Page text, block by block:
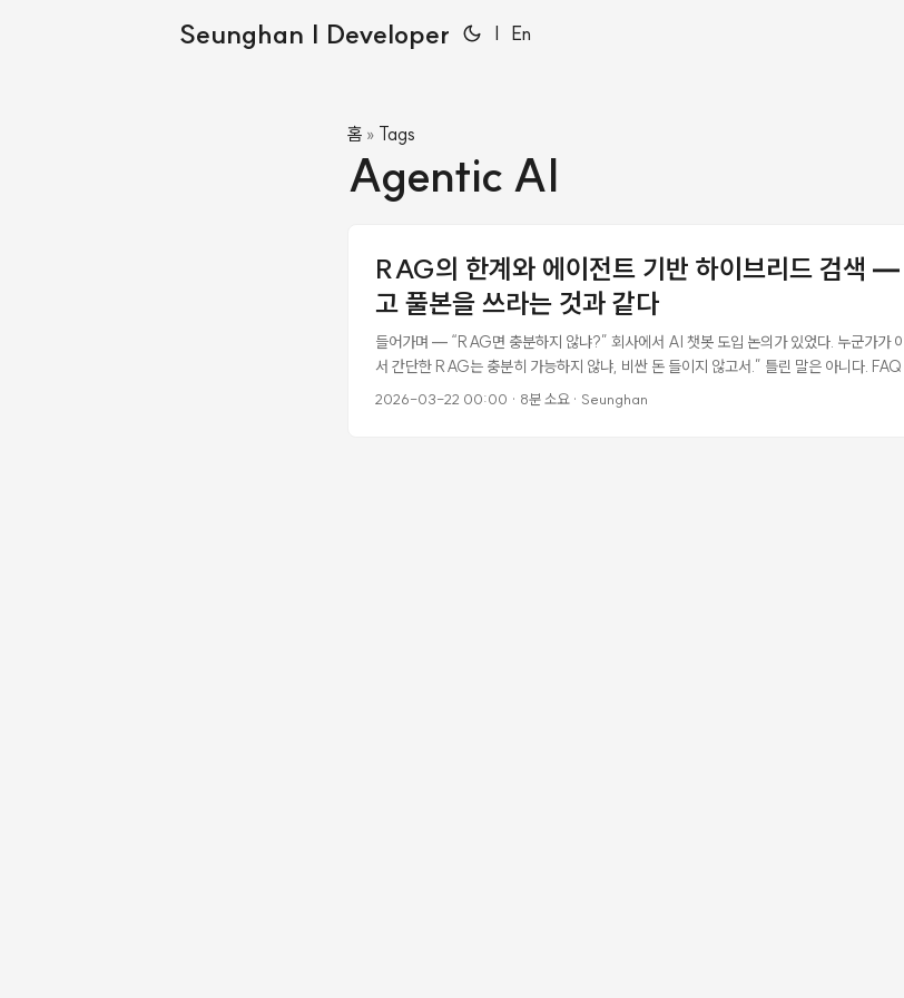
Seunghan | Developer | En
홈 » Tags
Agentic AI
RAG의 한계와 에이전트 기반 하이브리드 검색 —
고 풀본을 쓰라는 것과 같다
들어가며 — “RAG면 충분하지 않냐?” 회사에서 AI 챗봇 도입 논의가 있었다. 누군가가
서 간단한 RAG는 충분히 가능하지 않냐, 비싼 돈 들이지 않고서.” 틀린 말은 아니다.
Augmented Generation)로 충분하다. 하지만 내가 직접 MVP를 만들어보면서 깨달은
2026-03-22 00:00 · 8분 소요· Seunghan